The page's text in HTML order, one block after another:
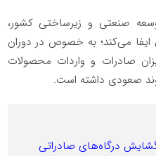
صنعتی و زیرساختی کشور،
می‌کند؛ به خصوص در دوران
صادرات و واردات محصولات
صعودی داشته است.
درگاه‌های صادراتی